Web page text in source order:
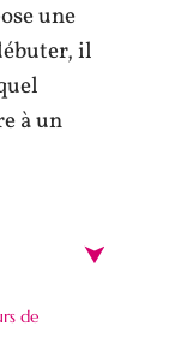
une
il
à un
de